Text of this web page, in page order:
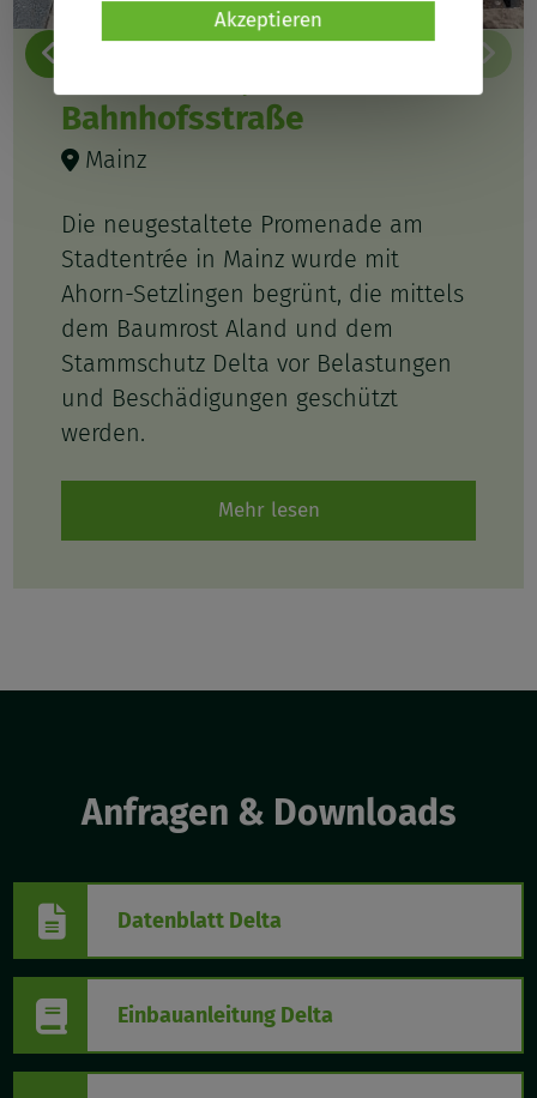
Bahnhofsstraße
Mainz
Die neugestaltete Promenade am
Stadtentrée in Mainz wurde mit
Ahorn-Setzlingen begrünt, die mittels
dem Baumrost Aland und dem
Stammschutz Delta vor Belastungen
und Beschädigungen geschützt
werden.
Mehr lesen
Anfragen & Downloads
Datenblatt Delta
Einbauanleitung Delta
Akzeptieren